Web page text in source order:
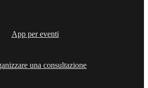
App per eventi
una consultazione